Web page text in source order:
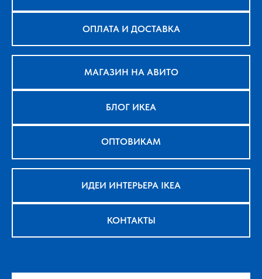
ОПЛАТА И ДОСТАВКА
МАГАЗИН НА АВИТО
БЛОГ ИКЕА
ОПТОВИКАМ
ИДЕИ ИНТЕРЬЕРА IKEA
КОНТАКТЫ